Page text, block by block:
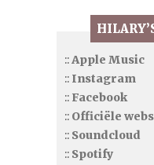
::Apple Music
:: Instagram
:: Facebook
:: Officiële
:: Soundcloud
:: Spotify